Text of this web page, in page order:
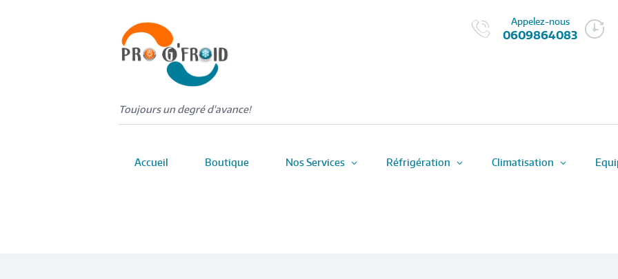
Toujours un degré d'avance!
Appelez-nous
0609864083
Accueil Boutique Nos Services Réfrigération Climatisation